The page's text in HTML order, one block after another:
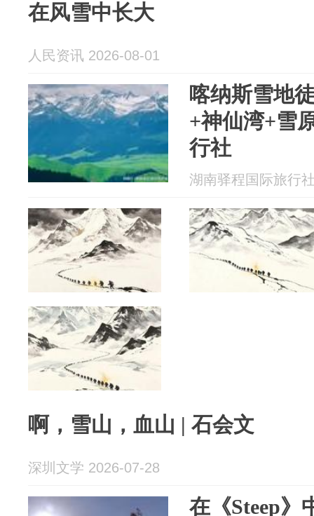
在风雪中长大
人民资讯 2026-08-01
喀纳斯雪地
+神仙湾+雪
行社
湖南驿程国际旅行
啊，雪山，血山 | 石会文
深圳文学 2026-07-28
在《Steep》